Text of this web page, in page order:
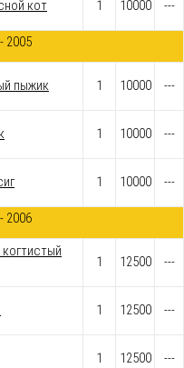
кот 1 10000 ---
2005
пыжик 1 10000 ---
1 10000 ---
1 10000 ---
2006
1 12500 ---
1 12500 ---
1 12500 ---